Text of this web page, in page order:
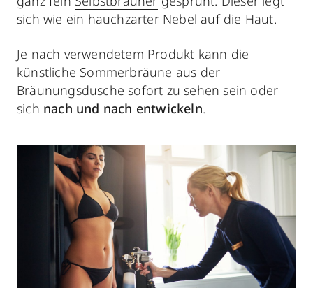
sich wie ein hauchzarter Nebel auf die Haut.
Je nach verwendetem Produkt kann die
künstliche Sommerbräune aus der
Bräunungsdusche sofort zu sehen sein oder
sich nach und nach entwickeln.